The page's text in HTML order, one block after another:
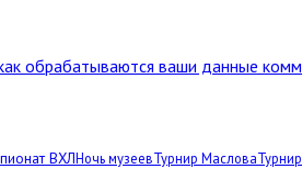
обрабатываются ваши данные
ВХЛНочь музеевТурнир Маслова